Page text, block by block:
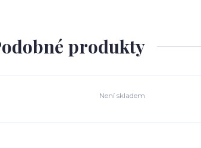
produkty
Není skladem